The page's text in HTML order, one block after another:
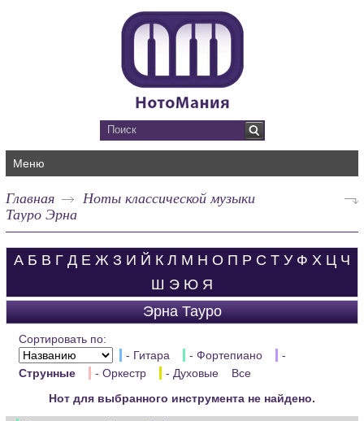
Меню
Главная
Ноты классической музыки
Тауро Эрна
А Б В Г Д Е Ж З И Й К Л М Н О П Р С Т У Ф Х Ц Ч
Ш Э Ю Я
Эрна Тауро
Сортировать по:
- Гитара
- Фортепиано
-
Струнные
- Оркестр - Духовые
Все
Нот для выбранного инструмента не найдено.